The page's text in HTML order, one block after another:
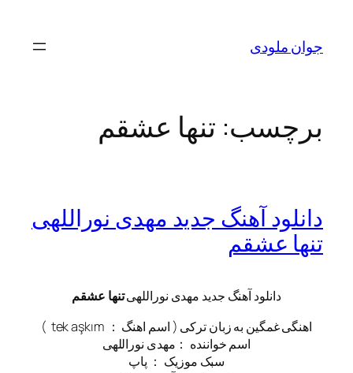
محتواجوان ملودی
برچسب: تنها عشقم
دانلود آهنگ جدید مهدی نوراللهی
تنها عشقم
دانلود آهنگ جدید مهدی نوراللهیتنها عشقم
اهنگی غمگین به زبان ترکی ( اسم اهنگ ： tek aşkım )
اسم خواننده ：مهدی نوراللهی
سبک موزیک ： پاپ